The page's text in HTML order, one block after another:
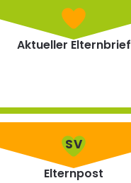
Aktueller Elternbrief
SV
Elternpost